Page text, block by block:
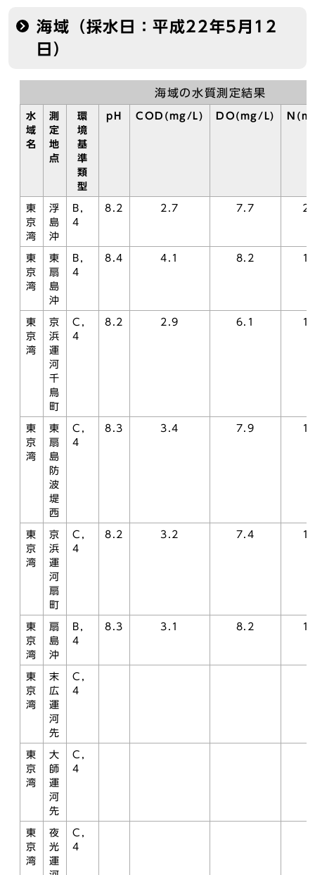
海域（採水日：平成22年5月12
日）
海域の水質測定結果
水
域
名
測
定
地
点
環
境
基
準
類
型
pH COD(mg/L) DO(mg/L)
東
京
湾
浮
島
沖
B，
4
8.2 2.7 7.7
東
京
湾
東
扇
島
沖
B，
4
8.4 4.1 8.2
東
京
湾
京
浜
運
河
千
鳥
町
C，
4
8.2 2.9 6.1
東
京
湾
東
扇
島
防
波
堤
西
C，
4
8.3 3.4 7.9
東
京
湾
京
浜
運
河
扇
町
C，
4
8.2 3.2 7.4
東
京
湾
扇
島
沖
B，
4
8.3 3.1 8.2
東
京
湾
末
広
運
河
先
C，
4
東
京
湾
大
師
運
河
先
C，
4
東
京
湾
夜
光
運
C，
4